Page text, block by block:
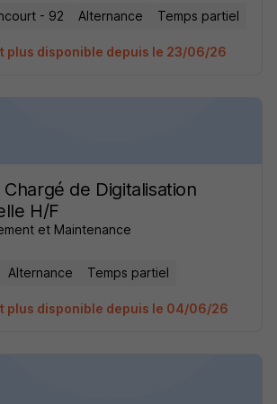
- 92 Alternance Temps partiel
plus disponible depuis le 23/06/26
de Digitalisation
H/F
et Maintenance
Alternance Temps partiel
plus disponible depuis le 04/06/26